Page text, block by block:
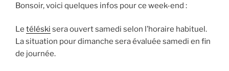
Bonsoir, voici quelques infos pour ce week-end :
Le téléski sera ouvert samedi selon l’horaire habituel.
La situation pour dimanche sera évaluée samedi en fin
de journée.